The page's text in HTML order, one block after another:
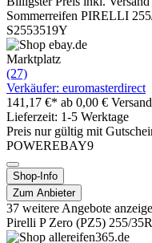
Sommerreifen PIRELLI
S2553519Y
Marktplatz
(27)
Verkäufer: euromasterdirect
141,17 €* ab 0,00 € Versand
Lieferzeit: 1-5 Werktage
Preis nur gültig mit
POWEREBAY9
Shop-Info
Zum Anbieter
37 weitere Angebote
Pirelli P Zero (PZ5) 255/